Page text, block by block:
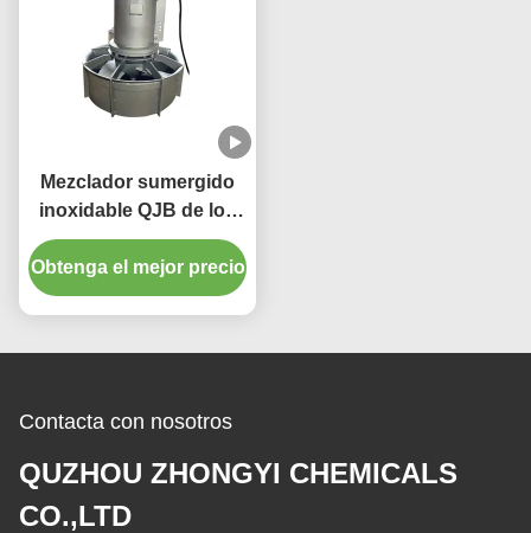
Mezclador sumergido
inoxidable QJB de los
mezcladores del
tratamiento de aguas
residuales 10KW
Obtenga el mejor precio
Contacta con nosotros
QUZHOU ZHONGYI CHEMICALS
CO.,LTD